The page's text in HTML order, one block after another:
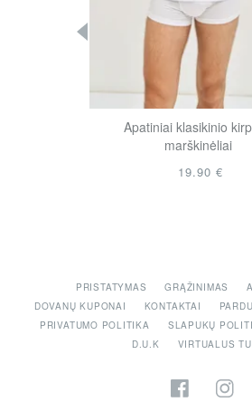
Apatiniai klasikinio
marškinėliai
19.90 €
PRISTATYMAS GRĄŽINIMAS
DOVANŲ KUPONAI
KONTAKTAI
PRIVATUMO POLITIKA
SLAPUKŲ
D.U.K
VIRTUALUS